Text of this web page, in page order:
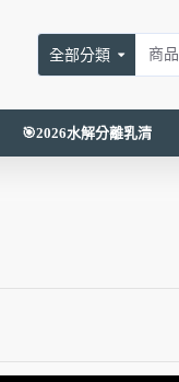
全部分類
🎯2026水解分離乳清